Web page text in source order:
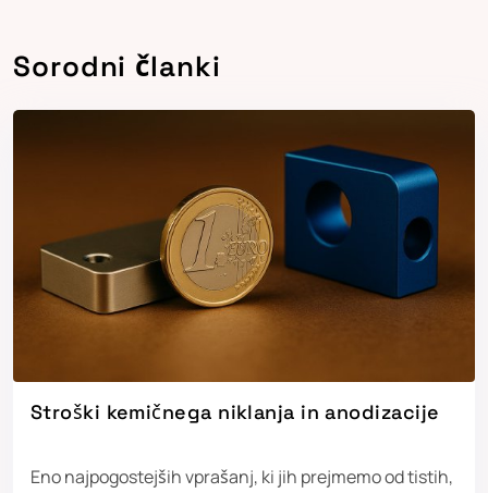
Sorodni članki
Stroški kemičnega niklanja in anodizacije
Eno najpogostejših vprašanj, ki jih prejmemo od tistih,